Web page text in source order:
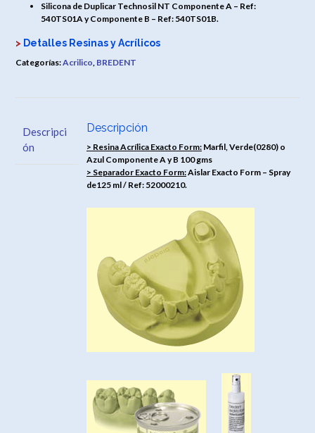
Silicona de Duplicar Technosil NT Componente A – Ref:
540TS01A y Componente B – Ref: 540TS01B.
> Detalles Resinas y Acrílicos
Categorías:Acrilico BREDENT
Descripci
ón
Descripción
> Resina Acrílica Exacto Form:Marfil, Verde(0280) o
Azul Componente A y B 100 gms
> Separador Exacto Form:Aislar Exacto Form – Spray
de125 ml / Ref: 52000210.